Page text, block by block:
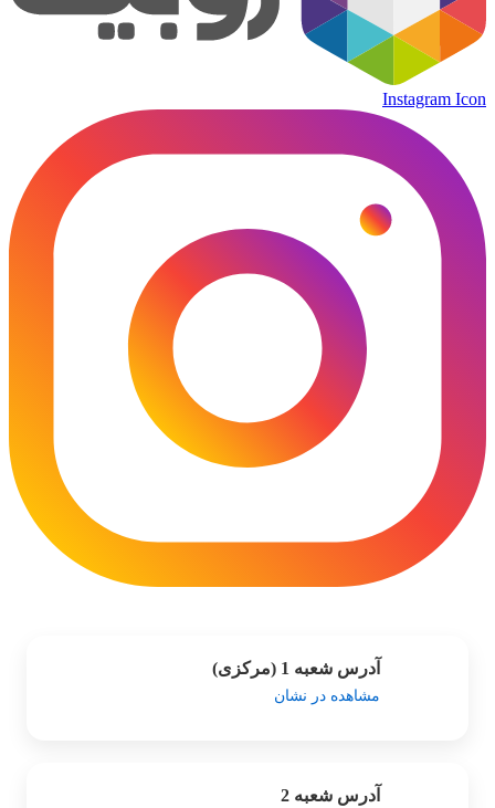
Instagram Icon
آدرس شعبه 1 (مرکزی)
مشاهده در نشان
آدرس شعبه 2